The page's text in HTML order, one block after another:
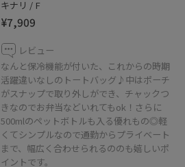
キナリ / F
¥7,909
レビュー
なんと保冷機能が付いた、これからの時期
活躍違いなしのトートバッグ♪中はポーチ
がスナップで取り外しができ、チャックつ
きなのでお弁当などいれてもok！さらに
500mlのペットボトルも入る優れもの◎軽
くてシンプルなので通勤からプライベート
まで、幅広く合わせられるののも嬉しいポ
イントです。